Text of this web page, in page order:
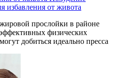
избавления от живота
прослойки в районе
физических
добиться идеально пресса